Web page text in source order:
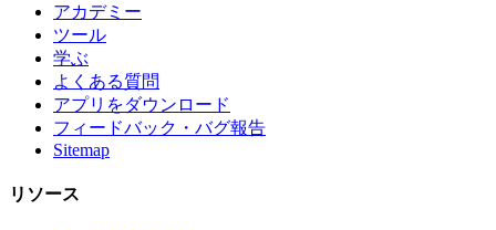
アカデミー
ツール
学ぶ
よくある質問
アプリをダウンロード
フィードバック・バグ報告
Sitemap
リソース